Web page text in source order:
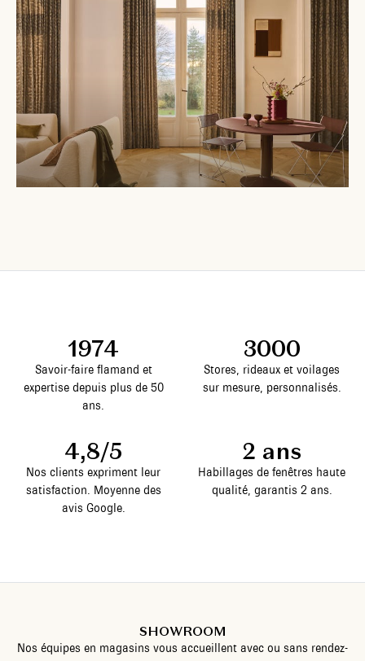
1974
Savoir-faire flamand et
expertise depuis plus de 50
ans.
3000
Stores, rideaux et voilages
sur mesure, personnalisés.
4,8/5
Nos clients expriment leur
satisfaction. Moyenne des
avis Google.
2 ans
Habillages de fenêtres haute
qualité, garantis 2 ans.
SHOWROOM
Nos équipes en magasins vous accueillent avec ou sans rendez-